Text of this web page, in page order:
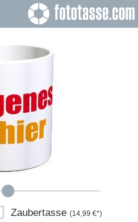
Zaubertasse(14,99 €*)